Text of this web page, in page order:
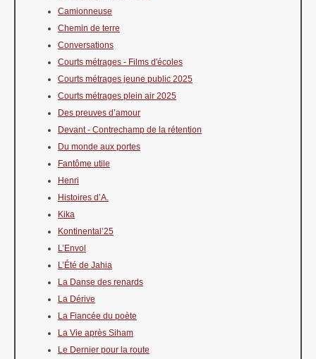
Camionneuse
Chemin de terre
Conversations
Courts métrages - Films d'écoles
Courts métrages jeune public 2025
Courts métrages plein air 2025
Des preuves d’amour
Devant - Contrechamp de la rétention
Du monde aux portes
Fantôme utile
Henri
Histoires d’A.
Kika
Kontinental’25
L’Envol
L’Été de Jahia
La Danse des renards
La Dérive
La Fiancée du poète
La Vie après Siham
Le Dernier pour la route